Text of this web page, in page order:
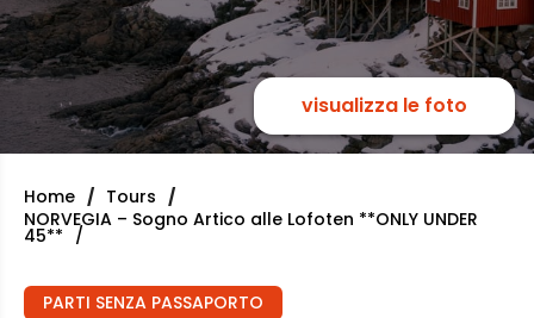
visualizza le foto
Home
Tours
NORVEGIA – Sogno Artico alle Lofoten **ONLY UNDER
45**
PARTI SENZA PASSAPORTO